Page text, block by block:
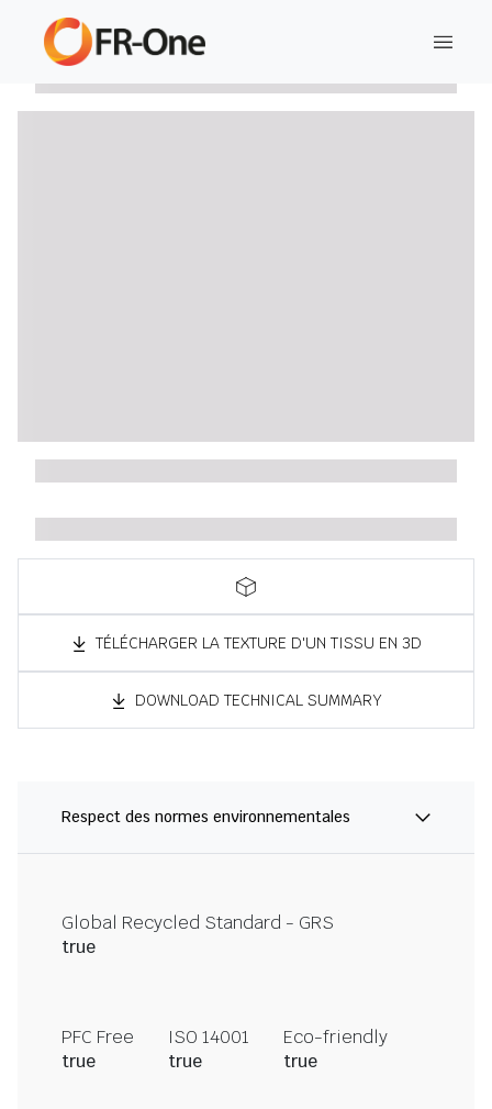
TÉLÉCHARGER LA TEXTURE D'UN TISSU EN 3D
DOWNLOAD TECHNICAL SUMMARY
Respect des normes environnementales
Global Recycled Standard - GRS
true
PFC Free
true
ISO 14001
true
Eco-friendly
true